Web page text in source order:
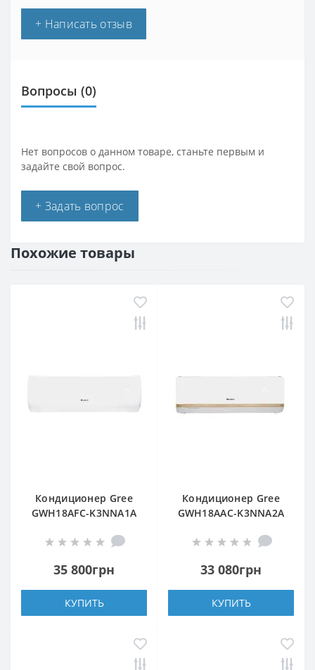
+ Написать отзыв
Вопросы (0)
Нет вопросов о данном товаре, станьте первым и
задайте свой вопрос.
+ Задать вопрос
Похожие товары
Кондиционер Gree
GWH18AFC-K3NNA1A
35 800грн
КУПИТЬ
Кондиционер Gree
GWH18AAC-K3NNA2A
33 080грн
КУПИТЬ